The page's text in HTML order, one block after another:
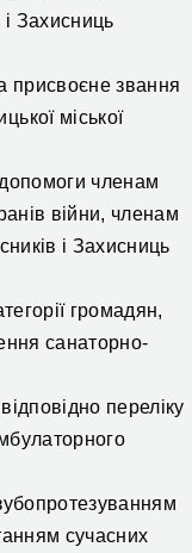
Захисниць
присвоєне звання
міської
членам
війни, членам
і Захисниць
громадян,
санаторно-
переліку
сучасних